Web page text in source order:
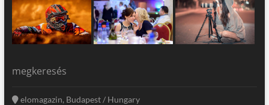
megkeresés
elomagazin, Budapest / Hungary